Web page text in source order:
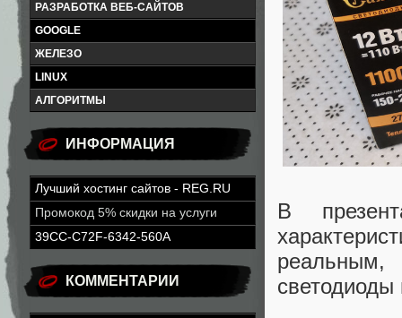
РАЗРАБОТКА ВЕБ-САЙТОВ
GOOGLE
ЖЕЛЕЗО
LINUX
АЛГОРИТМЫ
ИНФОРМАЦИЯ
Лучший хостинг сайтов - REG.RU
Промокод 5% скидки на услуги
39CC-C72F-6342-560A
КОММЕНТАРИИ
В